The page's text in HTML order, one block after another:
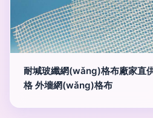
耐堿玻纖網(wǎng)格布廠家直
格 外墻網(wǎng)格布